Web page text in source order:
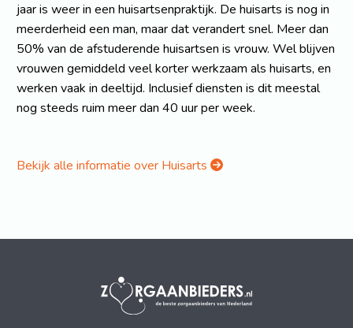
jaar is weer in een huisartsenpraktijk. De huisarts is nog in
meerderheid een man, maar dat verandert snel. Meer dan
50% van de afstuderende huisartsen is vrouw. Wel blijven
vrouwen gemiddeld veel korter werkzaam als huisarts, en
werken vaak in deeltijd. Inclusief diensten is dit meestal
nog steeds ruim meer dan 40 uur per week.
Bekijk alle informatie over Huisarts